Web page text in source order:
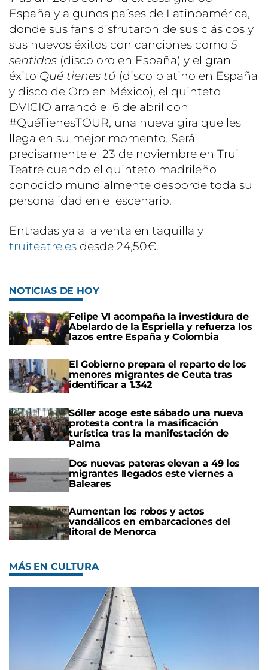
España y algunos países de Latinoamérica,
donde sus fans disfrutaron de sus clásicos y
sus nuevos éxitos con canciones como 5
sentidos (disco oro en España) y el gran
éxito Qué tienes tú (disco platino en España
y disco de Oro en México), el quinteto
DVICIO arrancó el 6 de abril con
#QuéTienesTOUR, una nueva gira que les
llega en su mejor momento. Será
precisamente el 23 de noviembre en Trui
Teatre cuando el quinteto madrileño
conocido mundialmente desborde toda su
personalidad en el escenario.
Entradas ya a la venta en taquilla y
truiteatre.es desde 24,50€.
NOTICIAS DE HOY
Felipe VI acompaña la investidura de
Abelardo de la Espriella y refuerza los
lazos entre España y Colombia
El Gobierno prepara el reparto de los
menores migrantes de Ceuta tras
identificar a 1.342
Sóller acoge este sábado una nueva
protesta contra la masificación
turística tras la manifestación de
Palma
Dos nuevas pateras elevan a 49 los
migrantes llegados este viernes a
Baleares
Aumentan los robos y actos
vandálicos en embarcaciones del
litoral de Menorca
MÁS EN CULTURA